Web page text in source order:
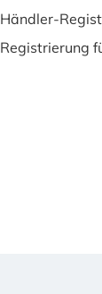
Händler-
Registrierung